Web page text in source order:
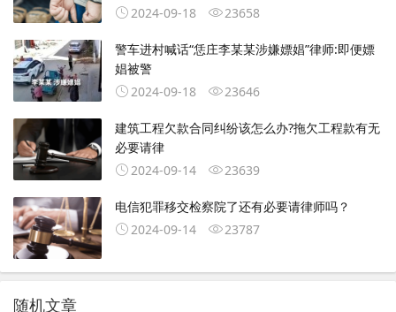
2024-09-18
23658
警车进村喊话“恁庄李某某涉嫌嫖娼”律师:即便嫖
娼被警
2024-09-18
23646
建筑工程欠款合同纠纷该怎么办?拖欠工程款有无
必要请律
2024-09-14
23639
电信犯罪移交检察院了还有必要请律师吗？
2024-09-14
23787
随机文章